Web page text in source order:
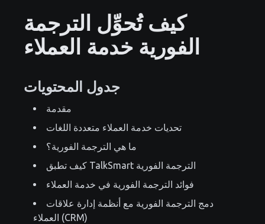
كيف تُحوِّل الترجمة
الفورية خدمة العملاء
جدول المحتويات
مقدمة
تحديات خدمة العملاء متعددة اللغات
ما هي الترجمة الفورية؟
كيف تطبق TalkSmart الترجمة الفورية
فوائد الترجمة الفورية في خدمة العملاء
دمج الترجمة الفورية مع أنظمة إدارة علاقات
العملاء (CRM)